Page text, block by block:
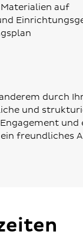
auf
durch
und
ein freundliches